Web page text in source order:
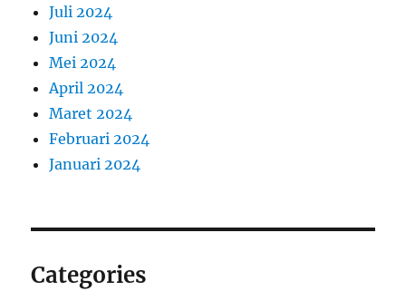
Juli 2024
Juni 2024
Mei 2024
April 2024
Maret 2024
Februari 2024
Januari 2024
Categories